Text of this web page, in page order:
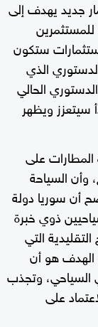
جديد يهدف إلى
للمستثمرين
ستكون
الذي
الحالي
سيتعزز ويظهر
المطارات على
وأن السياحة
أن سوريا دولة
ذوي خبرة
التي
الهدف هو أن
السياحي، وتجذب
على